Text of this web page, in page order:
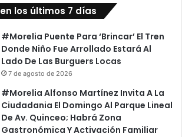
los últimos 7 días
#Morelia Puente Para ‘Brincar’ El Tren
Donde Niño Fue Arrollado Estará Al
Lado De Las Burguers Locas
7 de agosto de 2026
#Morelia Alfonso Martínez Invita A La
Ciudadania El Domingo Al Parque Lineal
De Av. Quinceo; Habrá Zona
Gastronómica Y Activación Familiar